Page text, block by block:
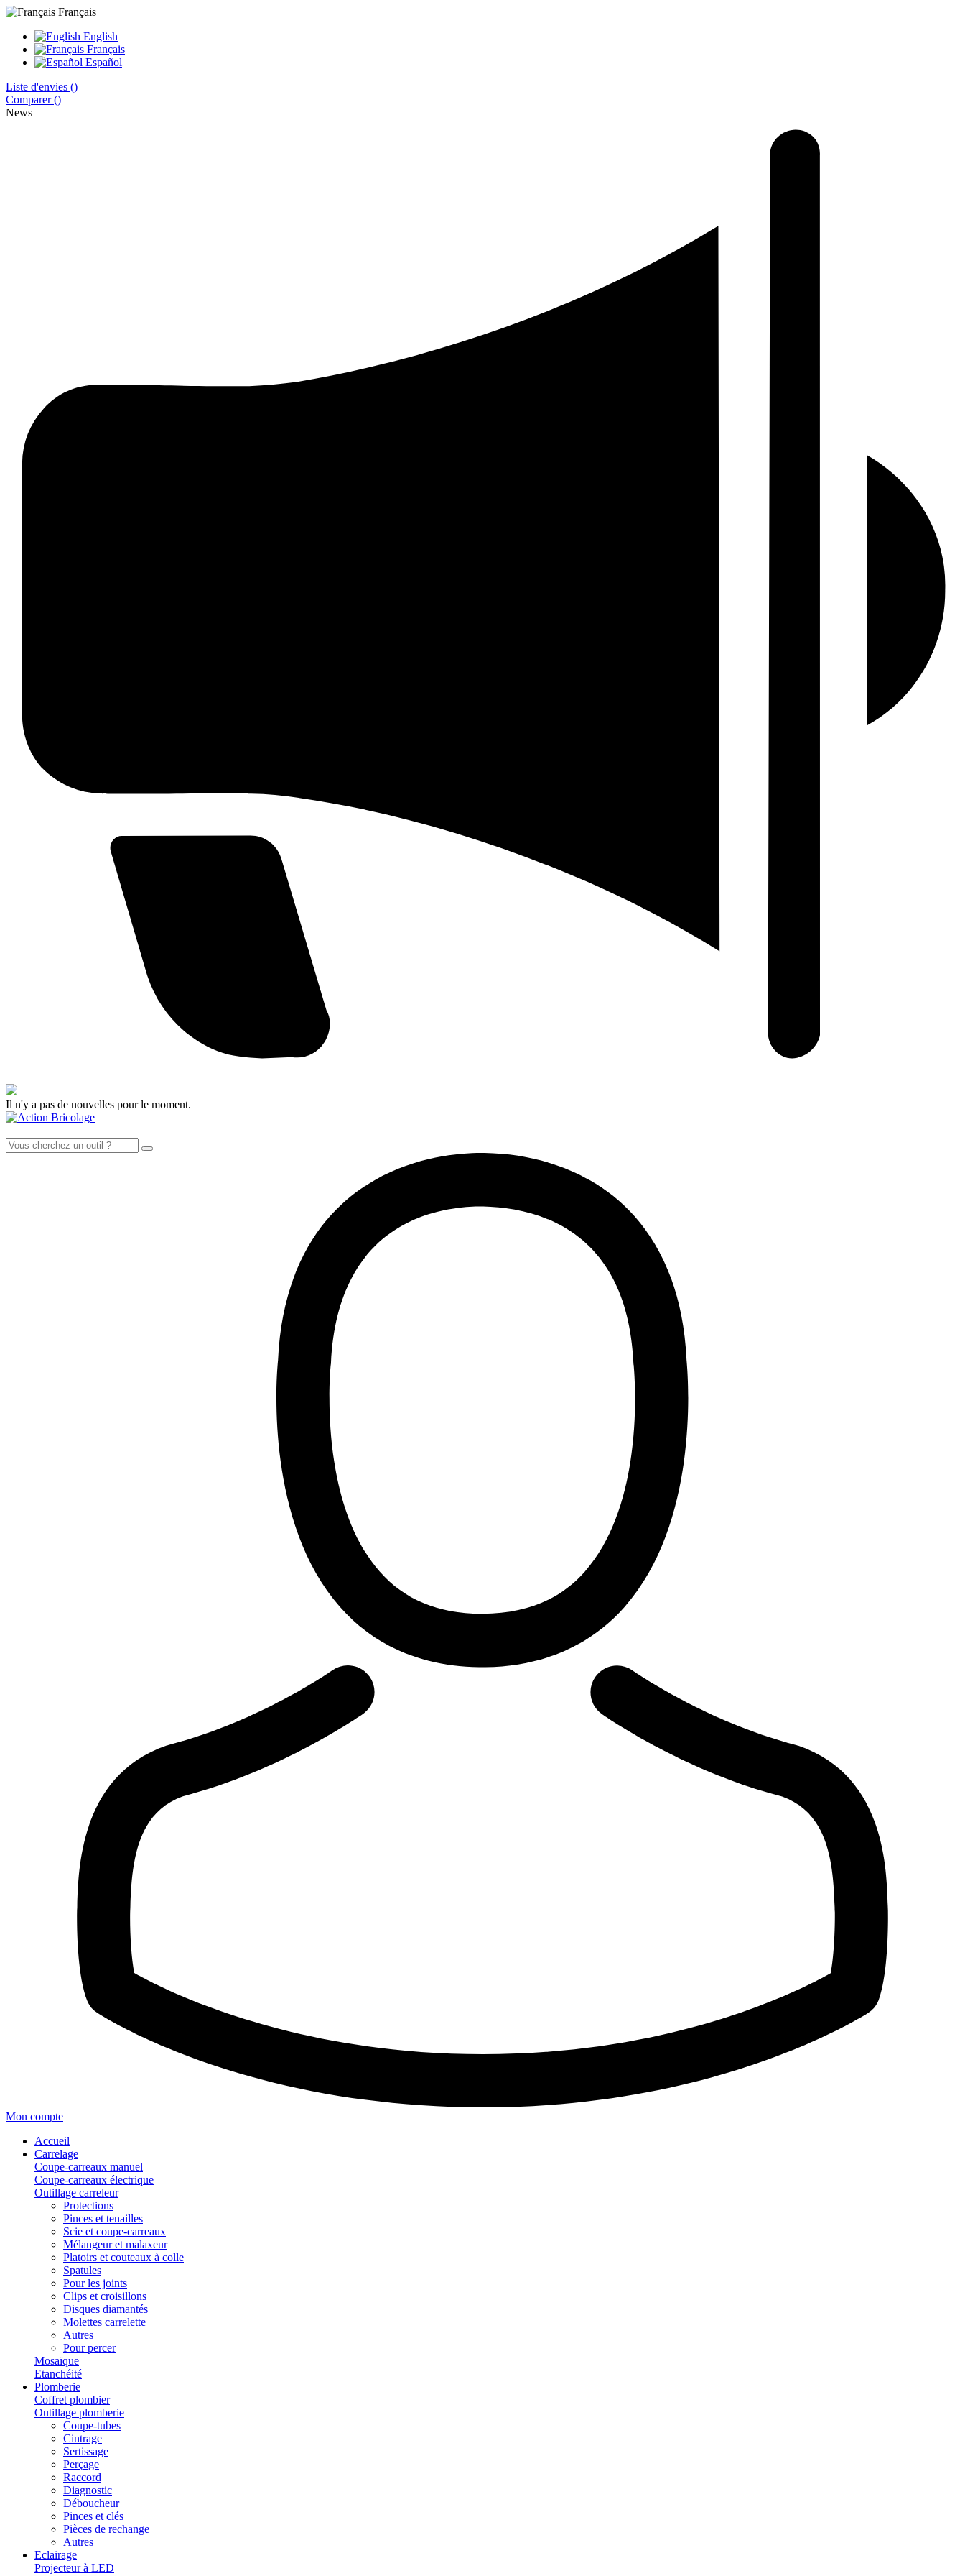
Français
English
Français
Español
Liste d'envies ()
Comparer ()
News
Il n'y a pas de nouvelles pour le moment.
Mon compte
Accueil
Carrelage
Coupe-carreaux manuel
Coupe-carreaux électrique
Outillage carreleur
Protections
Pinces et tenailles
Scie et coupe-carreaux
Mélangeur et malaxeur
Platoirs et couteaux à colle
Spatules
Pour les joints
Clips et croisillons
Disques diamantés
Molettes carrelette
Autres
Pour percer
Mosaïque
Etanchéité
Plomberie
Coffret plombier
Outillage plomberie
Coupe-tubes
Cintrage
Sertissage
Perçage
Raccord
Diagnostic
Déboucheur
Pinces et clés
Pièces de rechange
Autres
Eclairage
Projecteur à LED